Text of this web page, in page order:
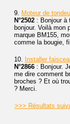
9. Moteur de
N°2502 : Bonjour à
bonjour. Voilà mon
marque BM155,
comme la bougie,
10. Installer
N°2866 : Bonjour.
me dire comment
broches ? Et où
? Merci.
>>> Résultats